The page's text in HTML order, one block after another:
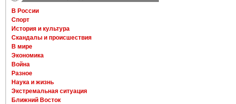
В России
Спорт
История и культура
Скандалы и происшествия
В мире
Экономика
Война
Разное
Наука и жизнь
Экстремальная ситуация
Ближний Восток